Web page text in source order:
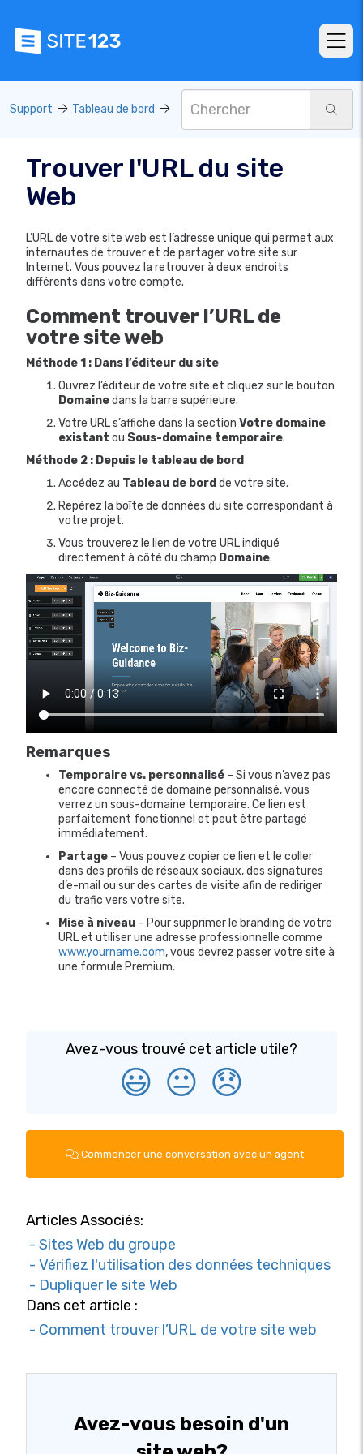
Support Tableau de bord
Trouver l'URL du site
Web
L’URL de votre site web est l’adresse unique qui permet aux
internautes de trouver et de partager votre site sur
Internet. Vous pouvez la retrouver à deux endroits
différents dans votre compte.
Comment trouver l’URL de
votre site web
Méthode 1 : Dans l’éditeur du site
Ouvrez l’éditeur de votre site et cliquez sur le bouton
Domainedans la barre supérieure.
Votre URL s’affiche dans la section Votre domaine
existant ou Sous-domaine temporaire.
Méthode 2 : Depuis le tableau de bord
Accédez au Tableau de bord de votre site.
Repérez la boîte de données du site correspondant à
votre projet.
Vous trouverez le lien de votre URL indiqué
directement à côté du champ Domaine.
Remarques
Temporaire vs. personnalisé – Si vous n’avez pas
encore connecté de domaine personnalisé, vous
verrez un sous-domaine temporaire. Ce lien est
parfaitement fonctionnel et peut être partagé
immédiatement.
Partage – Vous pouvez copier ce lien et le coller
dans des profils de réseaux sociaux, des signatures
d’e-mail ou sur des cartes de visite afin de rediriger
du trafic vers votre site.
Mise à niveau – Pour supprimer le branding de votre
URL et utiliser une adresse professionnelle comme
www.yourname.com, vous devrez passer votre site à
une formule Premium.
Avez-vous trouvé cet article utile?
😃 😐 😞
Commencer une conversation avec un agent
Articles Associés:
- Sites Web du groupe
- Vérifiez l'utilisation des données techniques
- Dupliquer le site Web
Dans cet article :
- Comment trouver l’URL de votre site web
Avez-vous besoin d'un